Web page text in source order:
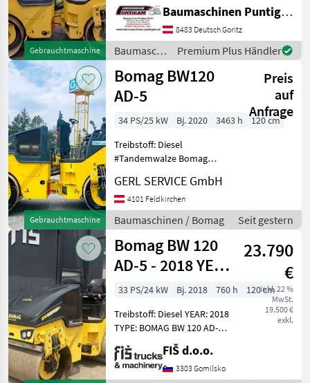
Gebrauchtmaschine
Baumaschinen Puntigam
GmbH Unser Spezialgebiet:
Ankauf - Verkauf -
Vermietung von Bauma
Baumaschinen Puntigam GmbH
8483 Deutsch Goritz
Baumaschinen
/ Bomag
Premium Plus Händler
Gebrauchtmaschine
Bomag BW120
AD-5
Preis
auf
Anfrage
34 PS/25 kW Bj. 2020 3463 h
120 cm
Treibstoff: Diesel
#Tandemwalze Bomag
Baujahr.............2020
S/N.................101880571090
Stundenzähler.......3463
Motor...............25 kW, 3
GERL SERVICE GmbH
4101 Feldkirchen
Baumaschinen / Bomag Seit gestern
Bomag BW 120
AD-5 - 2018 YEAR
- 760 WORKING
HOURS
23.790
€
inkl. 22 %
MwSt.
19.500 €
exkl.
33 PS/24 kW Bj. 2018 760 h
120 cm
Treibstoff: Diesel YEAR: 2018
TYPE: BOMAG BW 120 AD-5
WORKING HOURS: 760
ENGINE: DIESEL KUBOTA -
24.3KW WEIGHT 2700KG
FIŠ d.o.o.
3303 Gomilsko